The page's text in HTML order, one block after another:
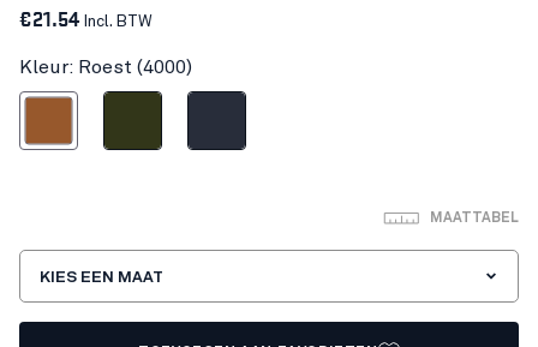
€21.54Incl. BTW
Kleur: Roest (4000)
MAATTABEL
KIES EEN MAAT